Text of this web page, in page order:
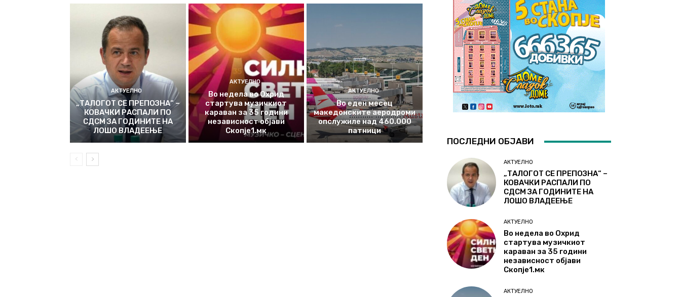
АКТУЕЛНО
„ТАЛОГОТ СЕ ПРЕПОЗНА“ –
КОВАЧКИ РАСПАЛИ ПО
СДСМ ЗА ГОДИНИТЕ НА
ЛОШО ВЛАДЕЕЊЕ
АКТУЕЛНО
Во недела во Охрид
стартува музичкиот
караван за 35 години
независност објави
Скопје1.мк
АКТУЕЛНО
Во еден месец
македонските аеродроми
опслужиле над 460.000
патници
ПОСЛЕДНИ ОБЈАВИ
АКТУЕЛНО
„ТАЛОГОТ СЕ ПРЕПОЗНА“ –
КОВАЧКИ РАСПАЛИ ПО
СДСМ ЗА ГОДИНИТЕ НА
ЛОШО ВЛАДЕЕЊЕ
АКТУЕЛНО
Во недела во Охрид
стартува музичкиот
караван за 35 години
независност објави
Скопје1.мк
АКТУЕЛНО